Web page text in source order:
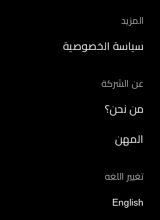
المزيد
سياسة الخصوصية
عن الشركة
من نحن؟
المهن
تغيير اللغه
English